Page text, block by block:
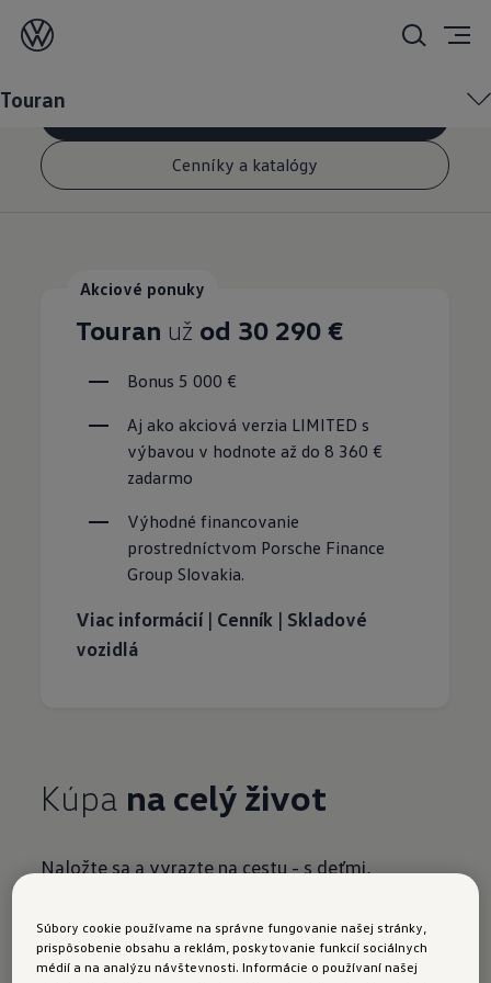
Touran
Cenníky a katalógy
Akciové ponuky
Touran už od 30 290 €
Bonus 5 000 €
Aj ako akciová verzia LIMITED s
výbavou v hodnote až do 8 360 €
zadarmo
Výhodné financovanie
prostredníctvom Porsche Finance
Group Slovakia.
Viac informácií| Cenník | Skladové
vozidlá
Kúpa na celý život
Naložte sa a vyrazte na cestu - s deťmi,
kompaktná dodávka je predovšetkým
všestranná. Sedem miest na sedenie alebo veľa
Súbory cookie používame na správne fungovanie našej stránky,
prispôsobenie obsahu a reklám, poskytovanie funkcií sociálnych
médií a na analýzu návštevnosti. Informácie o používaní našej